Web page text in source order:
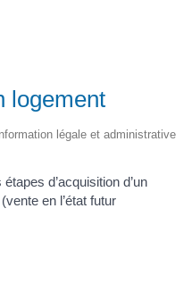
logement
légale et administrative
d’acquisition d’un
en l’état futur